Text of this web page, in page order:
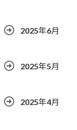
2025年6月
2025年5月
2025年4月